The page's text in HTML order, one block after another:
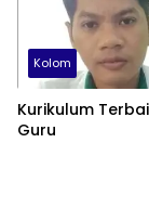
Kolom
Kurikulum
Guru